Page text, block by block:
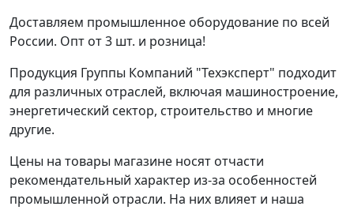
Доставляем промышленное оборудование по всей
России. Опт от 3 шт. и розница!
Продукция Группы Компаний "Техэксперт" подходит
для различных отраслей, включая машиностроение,
энергетический сектор, строительство и многие
другие.
Цены на товары магазине носят отчасти
рекомендательный характер из-за особенностей
промышленной отрасли. На них влияет и наша